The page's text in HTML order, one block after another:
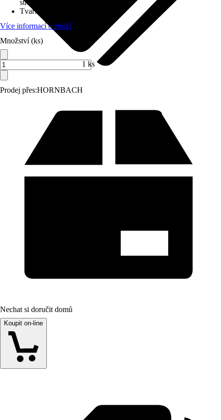
Prodej přes:HORNBACH
stříkající vody)
Tvar:
Více informací o zboží
Množství (ks)
1 ks
Nechat si doručit domů
Koupit on-line